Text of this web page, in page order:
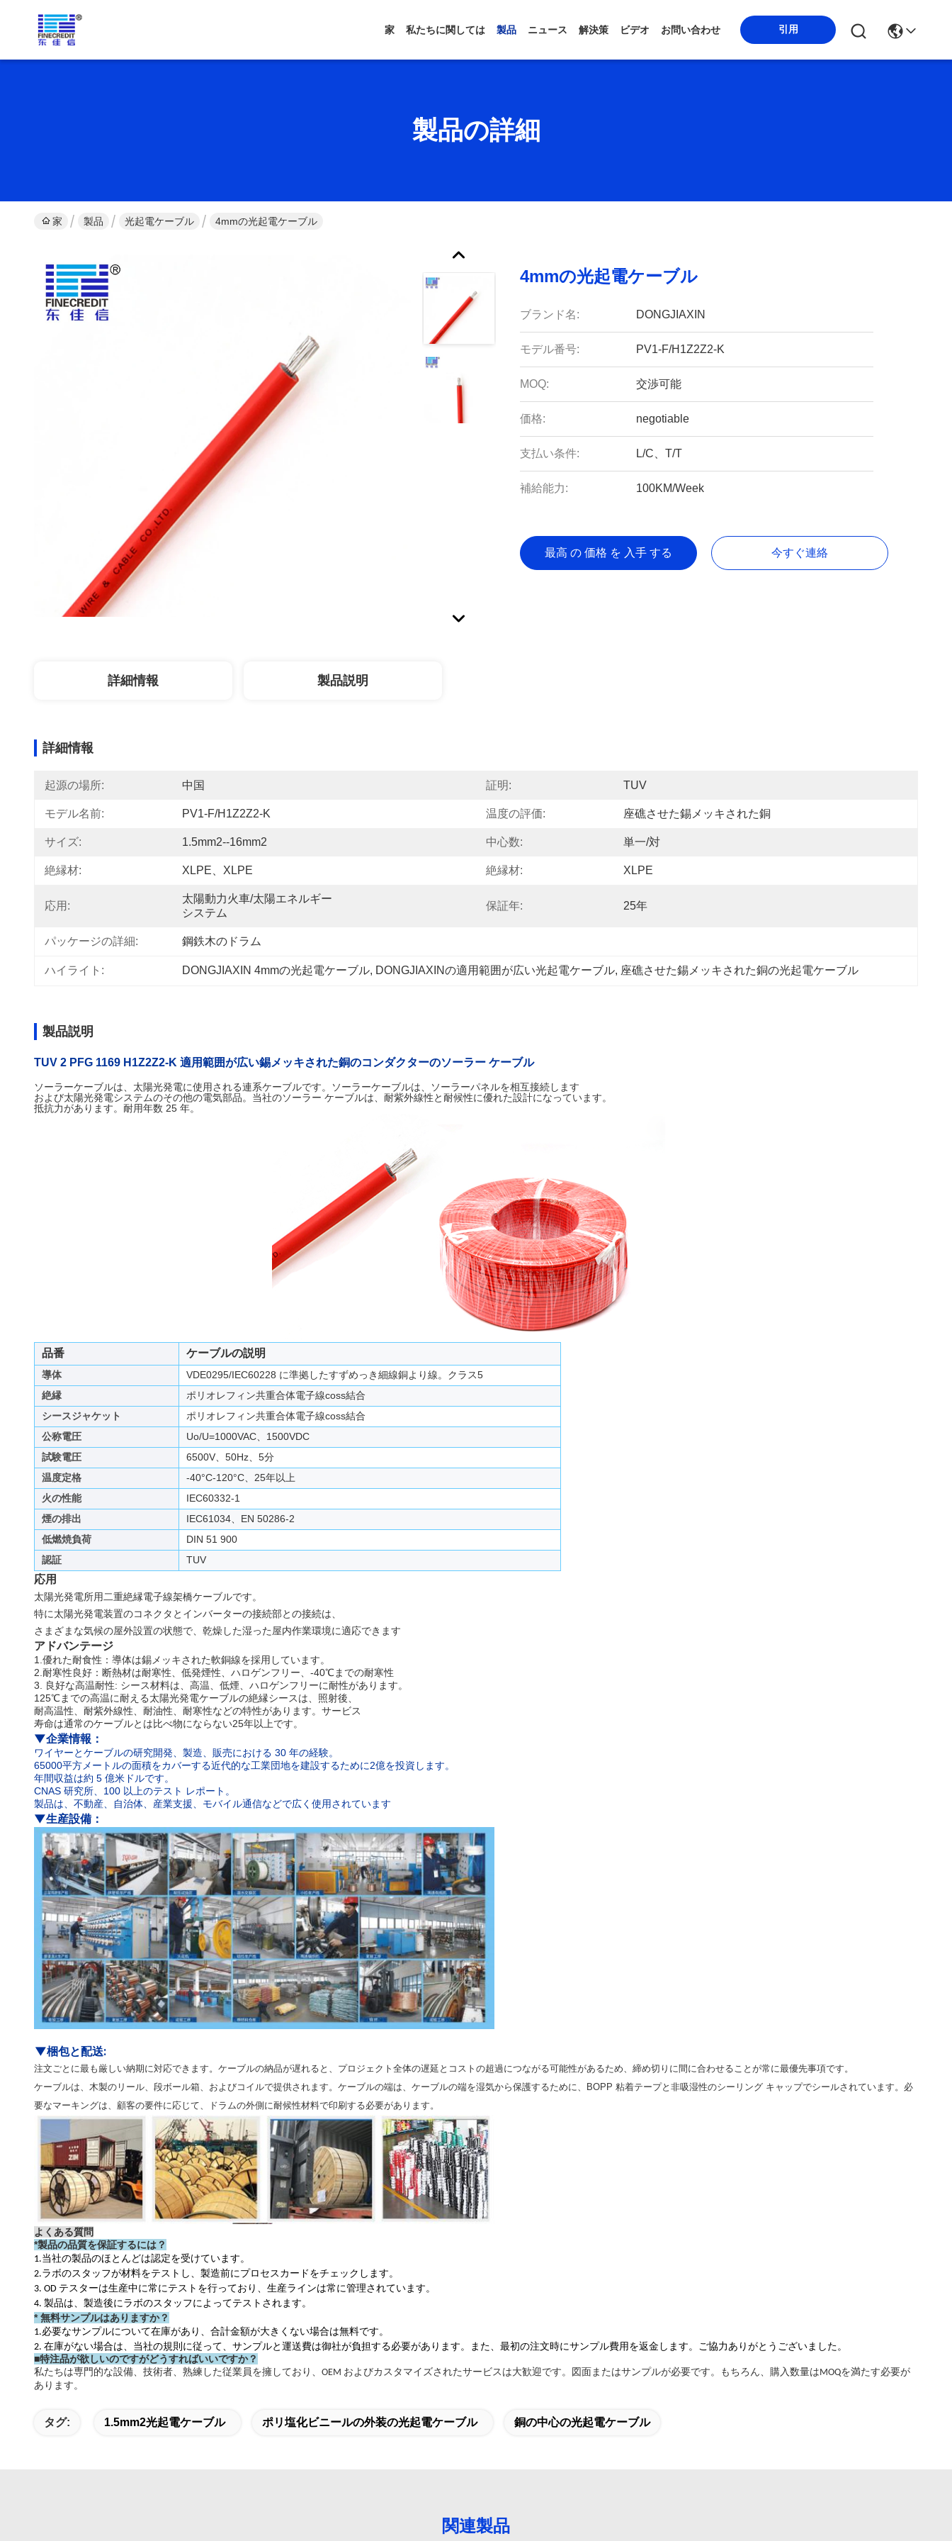
家 私たちに関しては 製品 ニュース 解決策 ビデオ お問い合わせ 引用
製品の詳細
家 製品 光起電ケーブル 4mmの光起電ケーブル
4mmの光起電ケーブル
ブランド名: DONGJIAXIN
モデル番号: PV1-F/H1Z2Z2-K
MOQ: 交渉可能
価格: negotiable
支払い条件: L/C、T/T
補給能力: 100KM/Week
最高 の 価格 を 入手 する 今すぐ連絡
詳細情報 製品説明
詳細情報
起源の場所: 中国 証明: TUV
モデル名前: PV1-F/H1Z2Z2-K 温度の評価: 座礁させた錫メッキされた銅
サイズ: 1.5mm2--16mm2 中心数: 単一/対
絶縁材: XLPE、XLPE 絶縁材: XLPE
応用:
太陽動力火車/太陽エネルギー
システム
保証年: 25年
パッケージの詳細: 鋼鉄木のドラム
ハイライト: DONGJIAXIN 4mmの光起電ケーブル, DONGJIAXINの適用範囲が広い光起電ケーブル, 座礁させた錫メッキされた銅の光起電ケーブル
製品説明
TUV 2 PFG 1169 H1Z2Z2-K 適用範囲が広い錫メッキされた銅のコンダクターのソーラー ケーブル
ソーラーケーブルは、太陽光発電に使用される連系ケーブルです。ソーラーケーブルは、ソーラーパネルを相互接続します
および太陽光発電システムのその他の電気部品。当社のソーラー ケーブルは、耐紫外線性と耐候性に優れた設計になっています。
抵抗力があります。耐用年数 25 年。
品番 ケーブルの説明
導体
VDE0295/IEC60228 に準拠したすずめっき細線銅より線。クラス5
絶縁
ポリオレフィン共重合体電子線coss結合
シースジャケット
ポリオレフィン共重合体電子線coss結合
公称電圧
Uo/U=1000VAC、1500VDC
試験電圧
6500V、50Hz、5分
温度定格
-40°C-120°C、25年以上
火の性能
IEC60332-1
煙の排出
IEC61034、EN 50286-2
低燃焼負荷
DIN 51 900
認証
TUV
応用
太陽光発電所用二重絶縁電子線架橋ケーブルです。
特に太陽光発電装置のコネクタとインバーターの接続部との接続は、
さまざまな気候の屋外設置の状態で、乾燥した湿った屋内作業環境に適応できます
アドバンテージ
1.優れた耐食性：導体は錫メッキされた軟銅線を採用しています。
2.耐寒性良好：断熱材は耐寒性、低発煙性、ハロゲンフリー、-40℃までの耐寒性
3. 良好な高温耐性: シース材料は、高温、低煙、ハロゲンフリーに耐性があります。
125℃までの高温に耐える太陽光発電ケーブルの絶縁シースは、照射後、
耐高温性、耐紫外線性、耐油性、耐寒性などの特性があります。サービス
寿命は通常のケーブルとは比べ物にならない25年以上です。
▼企業情報：
ワイヤーとケーブルの研究開発、製造、販売における 30 年の経験。
65000平方メートルの面積をカバーする近代的な工業団地を建設するために2億を投資します。
年間収益は約 5 億米ドルです。
CNAS 研究所、100 以上のテスト レポート。
製品は、不動産、自治体、産業支援、モバイル通信などで広く使用されています
▼生産設備：
▼梱包と配送:
注文ごとに最も厳しい納期に対応できます。ケーブルの納品が遅れると、プロジェクト全体の遅延とコストの超過につながる可能性があるため、締め切りに間に合わせることが常に最優先事項です。
ケーブルは、木製のリール、段ボール箱、およびコイルで提供されます。ケーブルの端は、ケーブルの端を湿気から保護するために、BOPP 粘着テープと非吸湿性のシーリング キャップでシールされています。必
要なマーキングは、顧客の要件に応じて、ドラムの外側に耐候性材料で印刷する必要があります。
よくある質問
*製品の品質を保証するには？
1.当社の製品のほとんどは認定を受けています。
2.ラボのスタッフが材料をテストし、製造前にプロセスカードをチェックします。
3. OD テスターは生産中に常にテストを行っており、生産ラインは常に管理されています。
4. 製品は、製造後にラボのスタッフによってテストされます。
* 無料サンプルはありますか？
1.必要なサンプルについて在庫があり、合計金額が大きくない場合は無料です。
2. 在庫がない場合は、当社の規則に従って、サンプルと運送費は御社が負担する必要があります。また、最初の注文時にサンプル費用を返金します。ご協力ありがとうございました。
■特注品が欲しいのですがどうすればいいですか？
私たちは専門的な設備、技術者、熟練した従業員を擁しており、OEM およびカスタマイズされたサービスは大歓迎です。図面またはサンプルが必要です。もちろん、購入数量はMOQを満たす必要が
あります。
タグ: 1.5mm2光起電ケーブル ポリ塩化ビニールの外装の光起電ケーブル 銅の中心の光起電ケーブル
関連製品